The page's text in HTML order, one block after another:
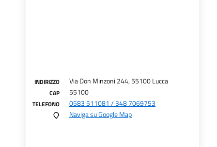
INDIRIZZO Via Don Minzoni 244, 55100 Lucca
CAP 55100
TELEFONO
0583 511081 / 348 7069753
Naviga su Google Map